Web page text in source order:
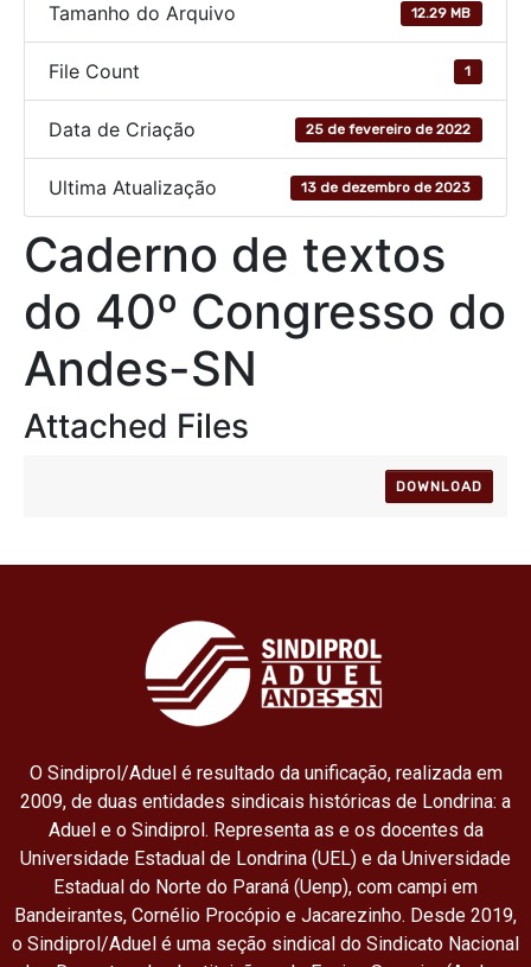
Tamanho do Arquivo 12.29 MB
File Count 1
Data de Criação 25 de fevereiro de 2022
Ultima Atualização 13 de dezembro de 2023
Caderno de textos
do 40º Congresso do
Andes-SN
Attached Files
DOWNLOAD
O Sindiprol/Aduel é resultado da unificação, realizada em
2009, de duas entidades sindicais históricas de Londrina: a
Aduel e o Sindiprol. Representa as e os docentes da
Universidade Estadual de Londrina (UEL) e da Universidade
Estadual do Norte do Paraná (Uenp), com campi em
Bandeirantes, Cornélio Procópio e Jacarezinho. Desde 2019,
o Sindiprol/Aduel é uma seção sindical do Sindicato Nacional